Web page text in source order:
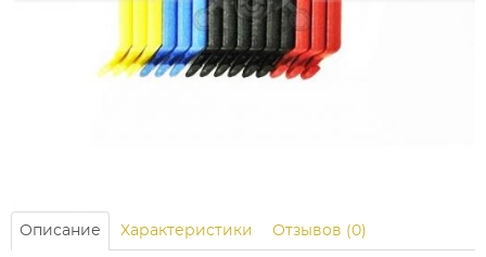
Описание Характеристики Отзывов (0)